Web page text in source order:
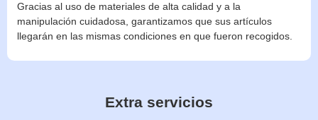
Gracias al uso de materiales de alta calidad y a la
manipulación cuidadosa, garantizamos que sus artículos
llegarán en las mismas condiciones en que fueron recogidos.
Extra servicios